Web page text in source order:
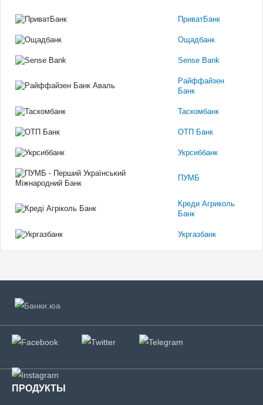
ПриватБанк
Ощадбанк
Sense Bank
Райффайзен
Банк
Таскомбанк
ОТП Банк
Укрсиббанк
ПУМБ
Креди Агриколь
Банк
Укргазбанк
ПРОДУКТЫ